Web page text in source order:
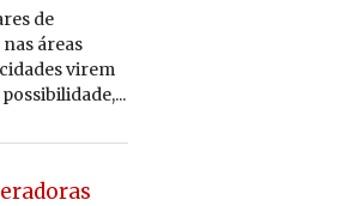
de
áreas
virem